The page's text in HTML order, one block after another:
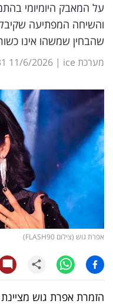
שיווק
ופרסום
משפט
מדדים
ומחקרים
דעות
רכילות
קריפטו
ויראלי
טלוויזיה
עסקי
על המאבק היומיומי
והשיחה המפתיעה
שהבחין שמשהו אינו
מערכת ice |
11/6/2026
אפרת גוש (צילום FLASH90)
הזמרת אפרת גוש